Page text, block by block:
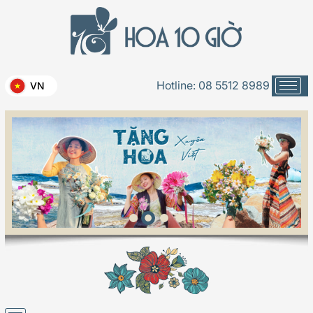
Hotline: 08 5512 8989
VN
Think Cool Ngầu